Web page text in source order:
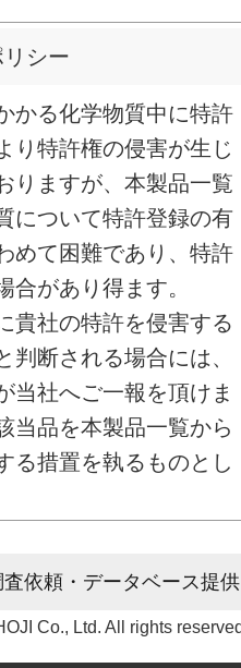
依頼・データベース提供
シー
かる化学物質中に特許
り特許権の侵害が生じ
りますが、本製品一覧
について特許登録の有
めて困難であり、特許
合があり得ます。
貴社の特許を侵害する
断される場合には、
当社へご一報を頂けま
当品を本製品一覧から
る措置を執るものとし
Co., Ltd. All rights